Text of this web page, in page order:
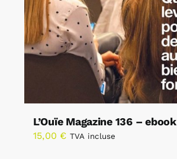
L’Ouïe Magazine 136 – ebook
15,00 € TVA incluse